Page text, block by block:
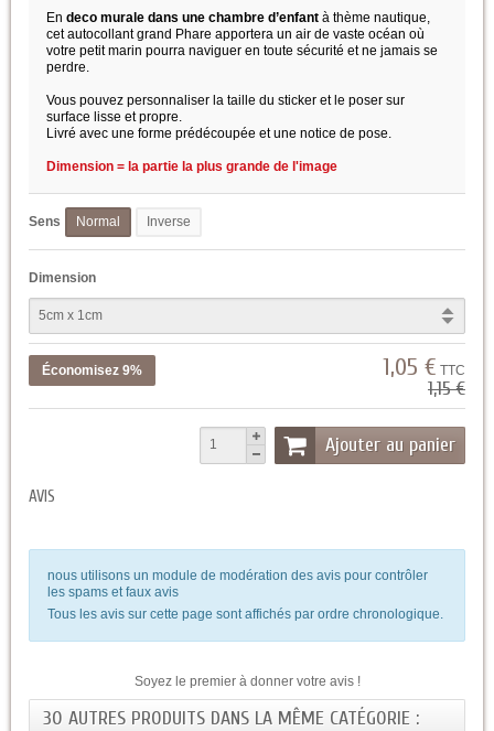
En deco murale dans une chambre d’enfant à thème nautique,
cet autocollant grand Phare apportera un air de vaste océan où
votre petit marin pourra naviguer en toute sécurité et ne jamais se
perdre.
Vous pouvez personnaliser la taille du sticker et le poser sur
surface lisse et propre.
Livré avec une forme prédécoupée et une notice de pose.
Dimension = la partie la plus grande de l'image
Sens Normal Inverse
Dimension
Économisez 9% 1,05 € TTC
1,15 €
Ajouter au panier
AVIS
nous utilisons un module de modération des avis pour contrôler
les spams et faux avis
Tous les avis sur cette page sont affichés par ordre chronologique.
Soyez le premier à donner votre avis !
30 AUTRES PRODUITS DANS LA MÊME CATÉGORIE :